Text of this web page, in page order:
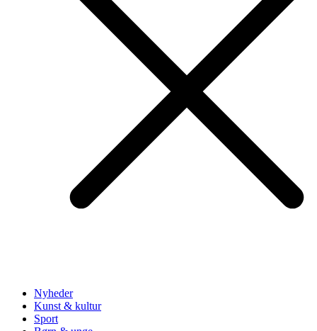
Nyheder
Kunst & kultur
Sport